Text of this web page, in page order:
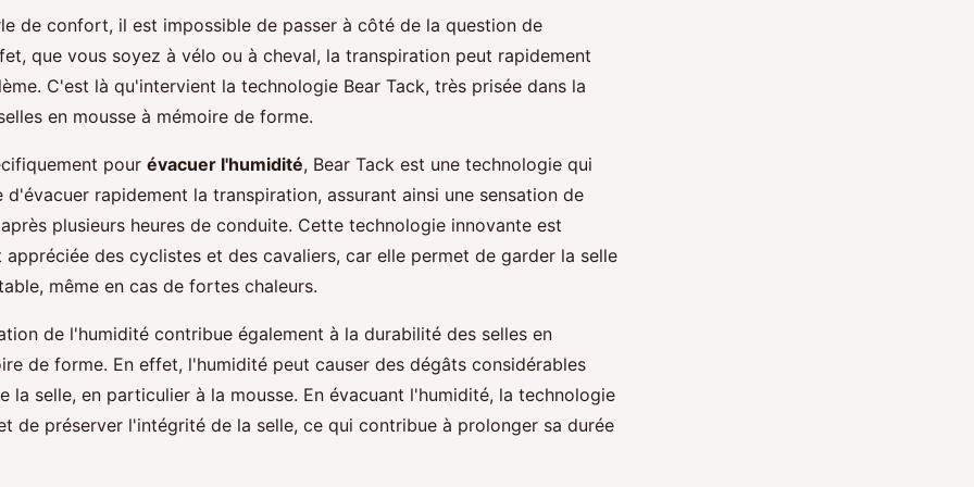
de confort, il est impossible de passer à côté de la question de
que vous soyez à vélo ou à cheval, la transpiration peut rapidement
C'est là qu'intervient la technologie Bear Tack, très prisée dans la
en mousse à mémoire de forme.
pour évacuer l'humidité, Bear Tack est une technologie qui
d'évacuer rapidement la transpiration, assurant ainsi une sensation de
plusieurs heures de conduite. Cette technologie innovante est
des cyclistes et des cavaliers, car elle permet de garder la selle
même en cas de fortes chaleurs.
de l'humidité contribue également à la durabilité des selles en
de forme. En effet, l'humidité peut causer des dégâts considérables
la selle, en particulier à la mousse. En évacuant l'humidité, la technologie
de préserver l'intégrité de la selle, ce qui contribue à prolonger sa durée